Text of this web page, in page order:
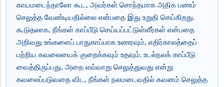
காயமடைந்தாலோ கூட, அவர்கள் சொந்தமாக அதிக பணம்
செலுத்த வேண்டியதில்லை என்பதை இது உறுதி செய்கிறது.
கூடுதலாக, நீங்கள் காப்பீடு செய்யப்பட்டுள்ளீர்கள் என்பதை
அறிவது உங்களைப் பாதுகாப்பாக உணரவும், எதிர்காலத்தைப்
பற்றிய கவலையைக் குறைக்கவும் உதவும். உடல்நலக் காப்பீடு
வைத்திருப்பது, அதை எவ்வாறு செலுத்துவது என்று
கவலைப்படுவதை விட, நீங்கள் நலமடைவதில் கவனம் செலுத்த